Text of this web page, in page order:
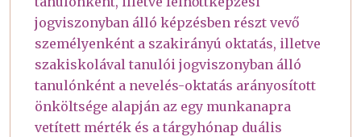
jogviszonyban álló képzésben részt vevő
személyenként a szakirányú oktatás, illetve
szakiskolával tanulói jogviszonyban álló
tanulónként a nevelés-oktatás arányosított
önköltsége alapján az egy munkanapra
vetített mérték és a tárgyhónap duális